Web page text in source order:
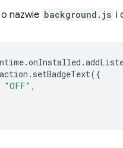
nazwie background.js i
.onInstalled .
action . setBadgeText({
"OFF" ,